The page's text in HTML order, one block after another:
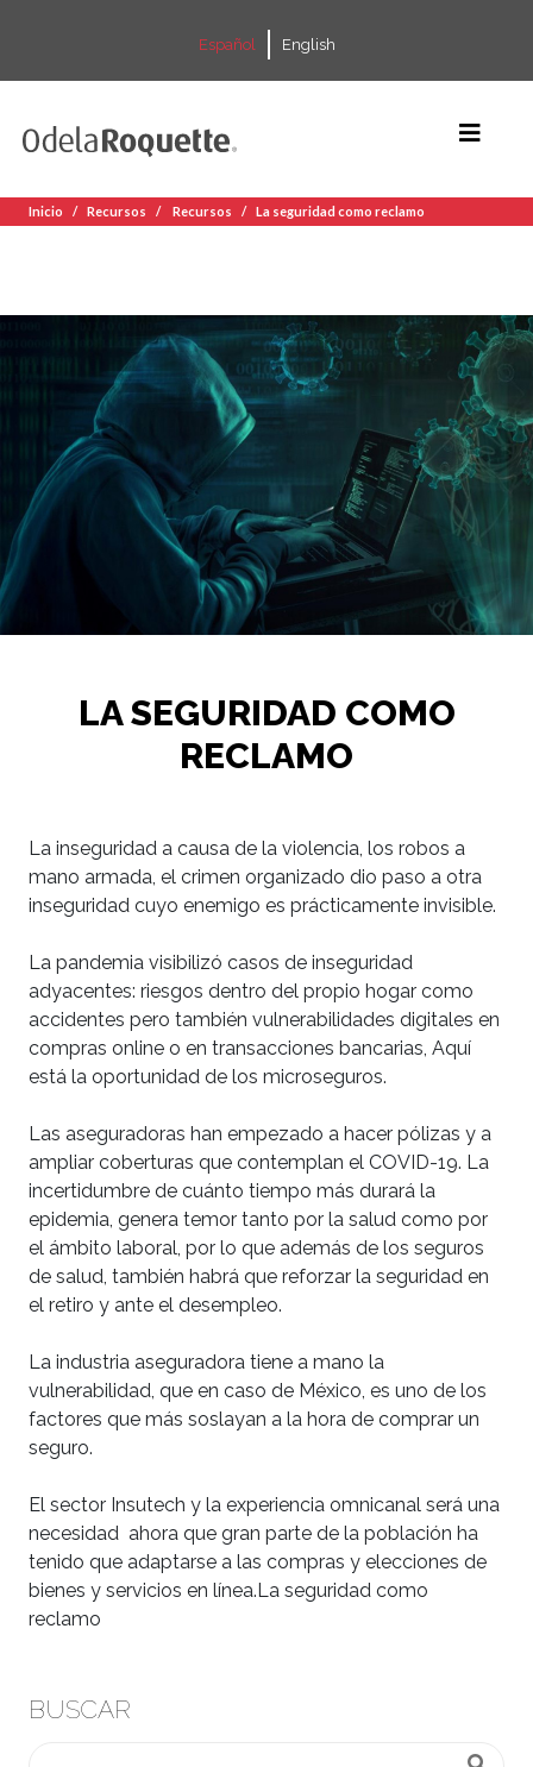
Español English
Inicio Recursos Recursos La seguridad como reclamo
LA SEGURIDAD COMO
RECLAMO
La inseguridad a causa de la violencia, los robos a
mano armada, el crimen organizado dio paso a otra
inseguridad cuyo enemigo es prácticamente invisible.
La pandemia visibilizó casos de inseguridad
adyacentes: riesgos dentro del propio hogar como
accidentes pero también vulnerabilidades digitales en
compras online o en transacciones bancarias, Aquí
está la oportunidad de los microseguros.
Las aseguradoras han empezado a hacer pólizas y a
ampliar coberturas que contemplan el COVID-19. La
incertidumbre de cuánto tiempo más durará la
epidemia, genera temor tanto por la salud como por
el ámbito laboral, por lo que además de los seguros
de salud, también habrá que reforzar la seguridad en
el retiro y ante el desempleo.
La industria aseguradora tiene a mano la
vulnerabilidad, que en caso de México, es uno de los
factores que más soslayan a la hora de comprar un
seguro.
El sector Insutech y la experiencia omnicanal será una
necesidad ahora que gran parte de la población ha
tenido que adaptarse a las compras y elecciones de
bienes y servicios en línea.La seguridad como
reclamo
BUSCAR